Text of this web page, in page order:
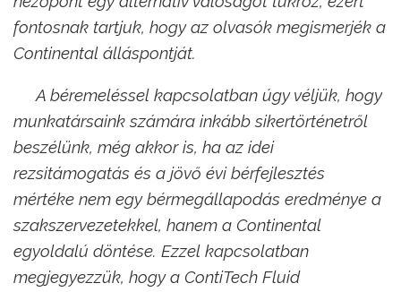
fontosnak tartjuk, hogy az olvasók megismerjék a
Continental álláspontját.
A béremeléssel kapcsolatban úgy véljük, hogy
munkatársaink számára inkább sikertörténetről
beszélünk, még akkor is, ha az idei
rezsitámogatás és a jövő évi bérfejlesztés
mértéke nem egy bérmegállapodás eredménye a
szakszervezetekkel, hanem a Continental
egyoldalú döntése. Ezzel kapcsolatban
megjegyezzük, hogy a ContiTech Fluid